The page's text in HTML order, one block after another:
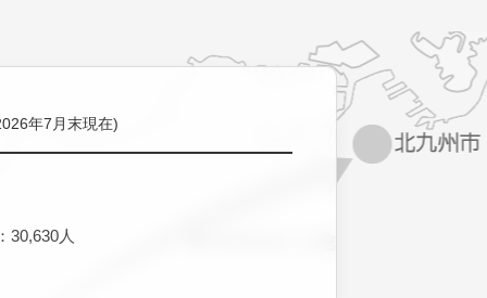
年7月末現在)
30,630人